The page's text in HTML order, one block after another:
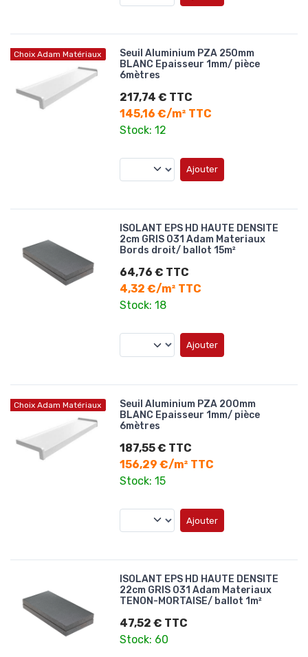
Choix Adam Matériaux
Seuil Aluminium PZA 250mm
BLANC Epaisseur 1mm/ pièce
6mètres
217,74 € TTC
145,16 €/m² TTC
Stock: 12
Ajouter
ISOLANT EPS HD HAUTE DENSITE
2cm GRIS 031 Adam Materiaux
Bords droit/ ballot 15m²
64,76 € TTC
4,32 €/m² TTC
Stock: 18
Ajouter
Choix Adam Matériaux
Seuil Aluminium PZA 200mm
BLANC Epaisseur 1mm/ pièce
6mètres
187,55 € TTC
156,29 €/m² TTC
Stock: 15
Ajouter
ISOLANT EPS HD HAUTE DENSITE
22cm GRIS 031 Adam Materiaux
TENON-MORTAISE/ ballot 1m²
47,52 € TTC
Stock: 60